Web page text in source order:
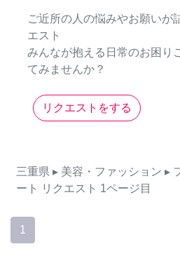
ご近所の人の悩みやお願いが
エスト
みんなが抱える日常のお困り
てみませんか？
リクエストをする
三重県 ▸ 美容・ファッション ▸
ート
リクエスト 1ページ目
1